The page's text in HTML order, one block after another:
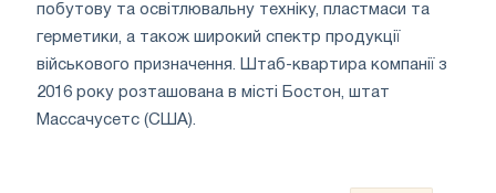
побутову та освітлювальну техніку, пластмаси та
герметики, а також широкий спектр продукції
військового призначення. Штаб-квартира компанії з
2016 року розташована в місті Бостон, штат
Массачусетс (США).